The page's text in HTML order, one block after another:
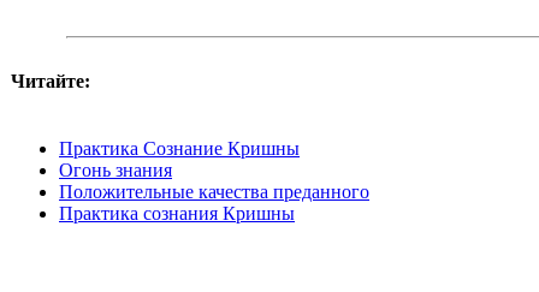
Читайте:
Практика Сознание Кришны
Огонь знания
Положительные качества преданного
Практика сознания Кришны